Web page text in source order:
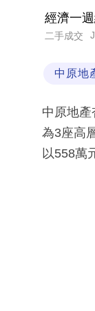
經濟一
二手成交
中原地
中原地
為3座高
以558萬